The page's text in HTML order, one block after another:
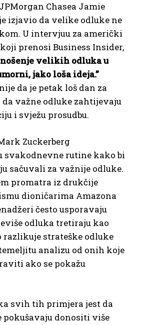
Chasea Jamie
izjavio da velike odluke ne
U intervjuu za američki
prenosi Business Insider,
velikih odluka u
jako loša ideja.”
da je petak loš dan za
da važne odluke zahtijevaju
i svježu prosudbu.
Zuckerberg
svakodnevne rutine kako bi
sačuvali za važnije odluke.
promatra iz drukčije
dioničarima Amazona
često usporavaju
odluka tretiraju kao
razlikuje strateške odluke
analizu od onih koje
ako se pokažu
svih tih primjera jest da
pokušavaju donositi više